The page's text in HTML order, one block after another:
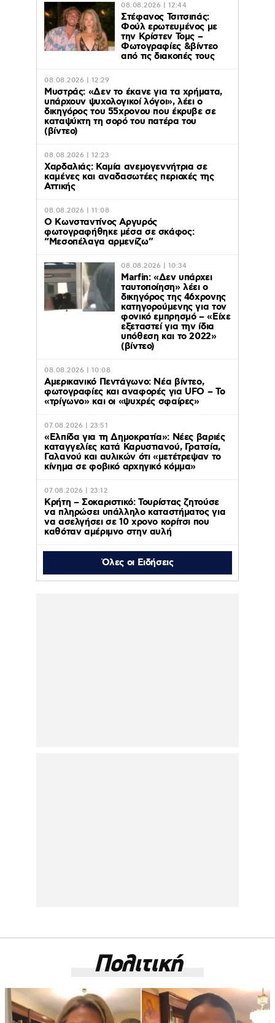
08.08.2026 | 12:44
Στέφανος Τσιτσιπάς:
Φούλ ερωτευμένος με
την Κρίστεν Τομς –
Φωτογραφίες &βίντεο
από τις διακοπές τους
08.08.2026 | 12:29
Μυστράς: «Δεν το έκανε για τα χρήματα,
υπάρχουν ψυχολογικοί λόγοι», λέει ο
δικηγόρος του 55χρονου που έκρυβε σε
καταψύκτη τη σορό του πατέρα του
(βίντεο)
08.08.2026 | 12:23
Χαρδαλιάς: Καμία ανεμογεννήτρια σε
καμένες και αναδασωτέες περιοχές της
Αττικής
08.08.2026 | 11:08
Ο Κωνσταντίνος Αργυρός
φωτογραφήθηκε μέσα σε σκάφος:
“Μεσοπέλαγα αρμενίζω”
08.08.2026 | 10:34
Marfin: «Δεν υπάρχει
ταυτοποίηση» λέει ο
δικηγόρος της 46χρονης
κατηγορούμενης για τον
φονικό εμπρησμό – «Είχε
εξεταστεί για την ίδια
υπόθεση και το 2022»
(βίντεο)
08.08.2026 | 10:08
Αμερικανικό Πεντάγωνο: Νέα βίντεο,
φωτογραφίες και αναφορές για UFO – Το
«τρίγωνο» και οι «ψυχρές σφαίρες»
07.08.2026 | 23:51
«Ελπίδα για τη Δημοκρατία»: Νέες βαριές
καταγγελίες κατά Καρυστιανού, Γρατσία,
Γαλανού και αυλικών ότι «μετέτρεψαν το
κίνημα σε φοβικό αρχηγικό κόμμα»
07.08.2026 | 23:12
Κρήτη – Σοκαριστικό: Τουρίστας ζητούσε
να πληρώσει υπάλληλο καταστήματος για
να ασελγήσει σε 10 χρονο κορίτσι που
καθόταν αμέριμνο στην αυλή
Όλες οι Ειδήσεις
Πολιτική